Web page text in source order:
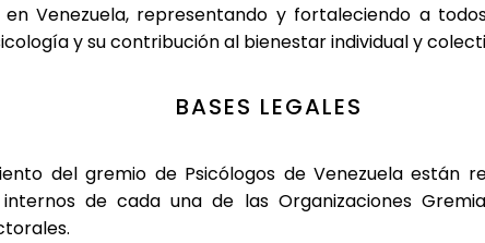
Venezuela, representando y fortaleciendo a
y su contribución al bienestar individual y
BASES LEGALES
del gremio de Psicólogos de Venezuela están
de cada una de las Organizaciones